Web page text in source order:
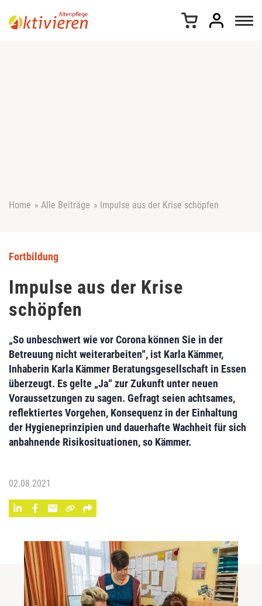
Home » Alle Beiträge » Impulse aus der Krise schöpfen
Fortbildung
Impulse aus der Krise
schöpfen
„So unbeschwert wie vor Corona können Sie in der
Betreuung nicht weiterarbeiten“, ist Karla Kämmer,
Inhaberin Karla Kämmer Beratungsgesellschaft in Essen
überzeugt. Es gelte „Ja“ zur Zukunft unter neuen
Voraussetzungen zu sagen. Gefragt seien achtsames,
reflektiertes Vorgehen, Konsequenz in der Einhaltung
der Hygieneprinzipien und dauerhafte Wachheit für sich
anbahnende Risikosituationen, so Kämmer.
02.08.2021